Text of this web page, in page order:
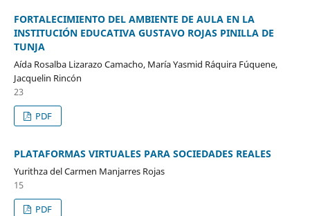
FORTALECIMIENTO DEL AMBIENTE DE AULA EN LA
INSTITUCIÓN EDUCATIVA GUSTAVO ROJAS PINILLA DE
TUNJA
Aída Rosalba Lizarazo Camacho, María Yasmid Ráquira Fúquene,
Jacquelin Rincón
23
PDF
PLATAFORMAS VIRTUALES PARA SOCIEDADES REALES
Yurithza del Carmen Manjarres Rojas
15
PDF